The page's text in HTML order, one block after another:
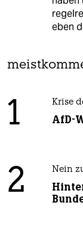
eben
1 Krise
AfD-
2 Nein